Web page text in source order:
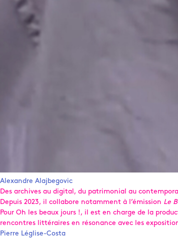
Alexandre Alajbegovic
Des archives au digital, du patrimonial au
Depuis 2023, il collabore notamment à l’émission Le
Pour Oh les beaux jours !, il est en charge de la
rencontres littéraires en résonance avec les
Pierre Léglise-Costa